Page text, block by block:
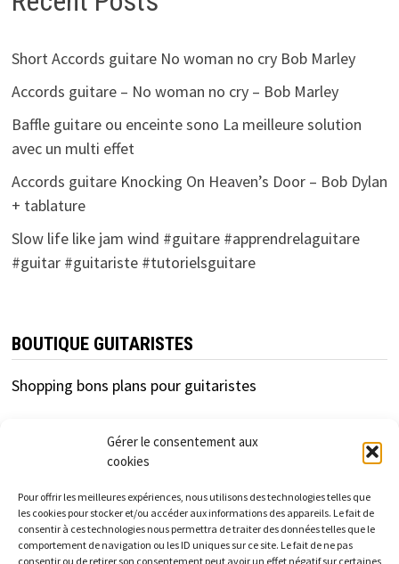
Gérer le consentement aux
cookies
Pour offrir les meilleures expériences, nous utilisons des technologies telles que
les cookies pour stocker et/ou accéder aux informations des appareils. Le fait de
consentir à ces technologies nous permettra de traiter des données telles que le
comportement de navigation ou les ID uniques sur ce site. Le fait de ne pas
consentir ou de retirer son consentement peut avoir un effet négatif sur certaines
Short Accords guitare No woman no cry Bob Marley
Accords guitare – No woman no cry – Bob Marley
Baffle guitare ou enceinte sono La meilleure solution
avec un multi effet
Accords guitare Knocking On Heaven’s Door – Bob Dylan
+ tablature
Slow life like jam wind #guitare #apprendrelaguitare
#guitar #guitariste #tutorielsguitare
BOUTIQUE GUITARISTES
Shopping bons plans pour guitaristes
cfc-distribution.com est un site d'information